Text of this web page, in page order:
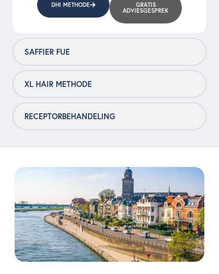
SAFFIER FUE
XL HAIR METHODE
RECEPTORBEHANDELING
DHI METHODE
GRATIS
ADVIESGESPREK